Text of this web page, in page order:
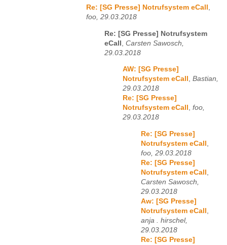
Re: [SG Presse] Notrufsystem eCall ,
foo, 29.03.2018
Re: [SG Presse] Notrufsystem
eCall
Carsten Sawosch,
29.03.2018
AW: [SG Presse]
Notrufsystem eCall , Bastian,
29.03.2018
Re: [SG Presse]
Notrufsystem eCall , foo,
29.03.2018
Re: [SG Presse]
Notrufsystem eCall
foo, 29.03.2018
Re: [SG Presse]
Notrufsystem eCall
Carsten Sawosch,
29.03.2018
Aw: [SG Presse]
Notrufsystem eCall
anja . hirschel,
29.03.2018
Re: [SG Presse]